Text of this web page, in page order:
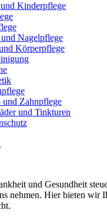
Kinderpflege
Nagelpflege
Körperpflege
Zahnpflege
und Tinkturen
und Gesundheit
nehmen. Hier bieten wir